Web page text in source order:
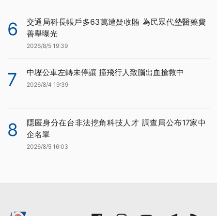
6
交通局科長帳戶多63萬遭疑收賄 為民眾代墊醫藥費
善舉曝光
2026/8/5 19:39
7 中壢公車左轉未停讓 撞飛行人致腦出血搶救中
2026/8/4 19:39
8
隱匿身分在台非法挖角科技人才 調查局公布17家中
企名單
2026/8/5 16:03